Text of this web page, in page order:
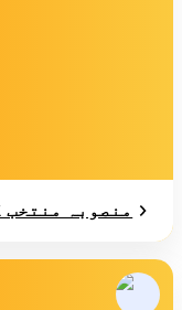
منصوبہ منتخب